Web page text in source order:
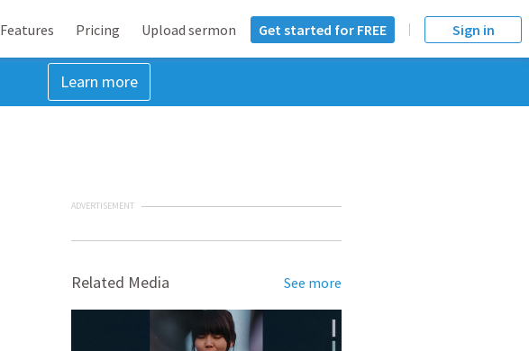
Features Pricing Upload sermon Get started for FREE Sign in
Learn more
ADVERTISEMENT
Related Media See more